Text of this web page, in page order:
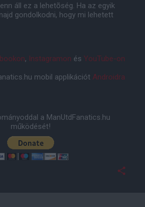
áll ez a lehetõség. Ha az egyik
gondolkodni, hogy mi lehetett
, Instagramon és YouTube-on
mobil applikációt Androidra
a ManUtdFanatics.hu
működését!